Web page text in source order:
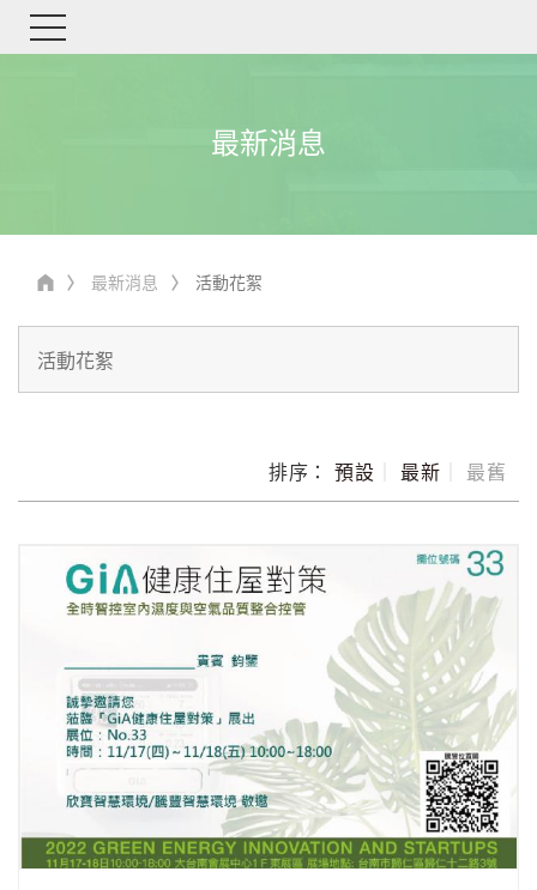
最新消息
最新消息 活動花絮
排序：預設 最新 最舊